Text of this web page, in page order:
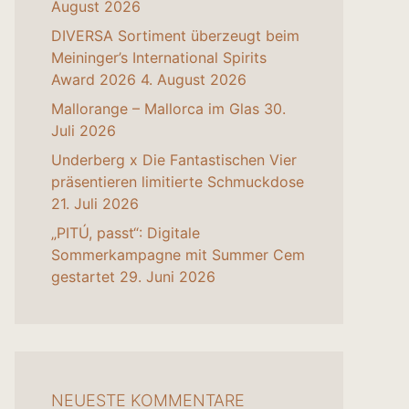
August 2026
DIVERSA Sortiment überzeugt beim
Meininger’s International Spirits
Award 2026 4. August 2026
Mallorange – Mallorca im Glas 30.
Juli 2026
Underberg x Die Fantastischen Vier
präsentieren limitierte Schmuckdose
21. Juli 2026
„PITÚ, passt“: Digitale
Sommerkampagne mit Summer Cem
gestartet 29. Juni 2026
NEUESTE KOMMENTARE